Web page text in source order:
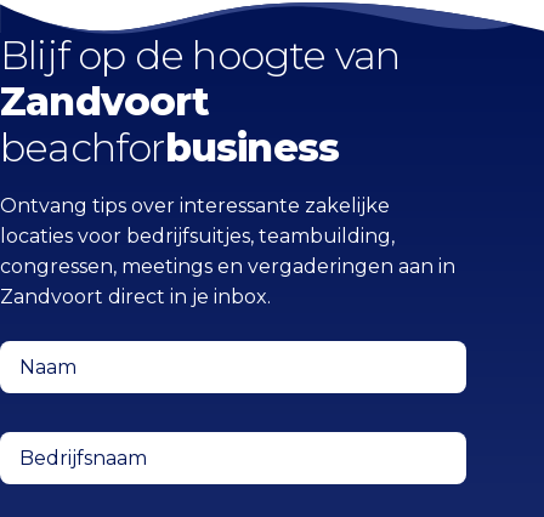
Blijf op de hoogte van
Zandvoort
beachforbusiness
Ontvang tips over interessante zakelijke
locaties voor bedrijfsuitjes, teambuilding,
congressen, meetings en vergaderingen aan in
Zandvoort direct in je inbox.
Naam
(Vereist)
Bedrijfsnaam
(Vereist)